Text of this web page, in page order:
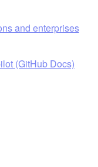
and enterprises
(GitHub Docs)